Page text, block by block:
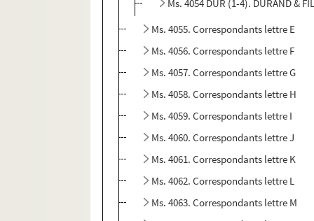
Ms. 4054 DUR (1-4). DURAND &
Ms. 4055. Correspondants lettre E
Ms. 4056. Correspondants lettre F
Ms. 4057. Correspondants lettre G
Ms. 4058. Correspondants lettre H
Ms. 4059. Correspondants lettre I
Ms. 4060. Correspondants lettre J
Ms. 4061. Correspondants lettre K
Ms. 4062. Correspondants lettre L
Ms. 4063. Correspondants lettre M